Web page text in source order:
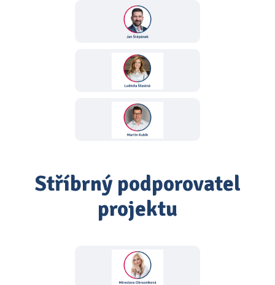
Stříbrný podporovatel
projektu